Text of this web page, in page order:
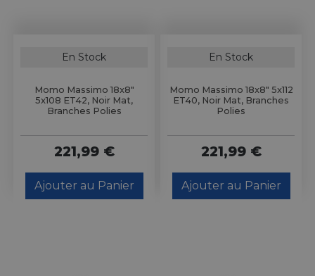
En Stock
Momo Massimo 18x8"
5x108 ET42, Noir Mat,
Branches Polies
221,99 €
Ajouter au Panier
En Stock
Momo Massimo 18x8" 5x112
ET40, Noir Mat, Branches
Polies
221,99 €
Ajouter au Panier